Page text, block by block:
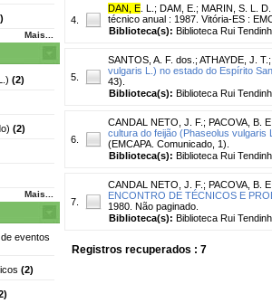
Mais...
(2)
(2)
Mais...
eventos
(2)
4.
DAN, E . L. ; DAM, E. ; MARIN, S. L. D.
técnico anual : 1987. Vitória-ES :
Biblioteca(s): Biblioteca Rui
5.
SANTOS, A. F. dos. ; ATHAYDE, J. T.
vulgaris L.) no estado do Espírito
43).
Biblioteca(s): Biblioteca Rui
6.
CANDAL NETO, J. F. ; PACOVA, B.
cultura do feijão (Phaseolus vulgaris
(EMCAPA. Comunicado, 1).
Biblioteca(s): Biblioteca Rui
7.
CANDAL NETO, J. F. ; PACOVA, B.
ENCONTRO DE TÉCNICOS E
1980. Não paginado.
Biblioteca(s): Biblioteca Rui
Registros recuperados : 7